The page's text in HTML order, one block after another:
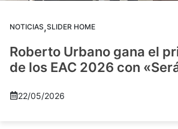
NOTICIAS,SLIDER HOME
Roberto Urbano gana el
de los EAC 2026 con
22/05/2026